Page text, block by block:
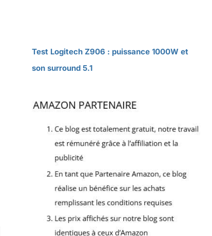
Test Logitech Z906 : puissance 1000W et
son surround 5.1